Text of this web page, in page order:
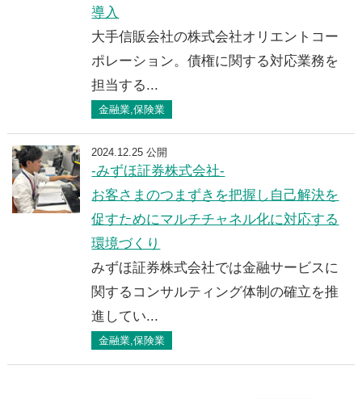
導入
大手信販会社の株式会社オリエントコー
ポレーション。債権に関する対応業務を
担当する...
金融業,保険業
2024.12.25 公開
-みずほ証券株式会社-
お客さまのつまずきを把握し自己解決を
促すためにマルチチャネル化に対応する
環境づくり
みずほ証券株式会社では金融サービスに
関するコンサルティング体制の確立を推
進してい...
金融業,保険業